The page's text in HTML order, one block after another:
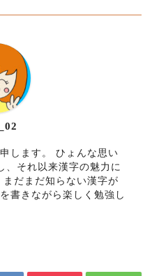
します。 ひょんな思い
、それ以来漢字の魅力に
だまだ知らない漢字が
書きながら楽しく勉強し